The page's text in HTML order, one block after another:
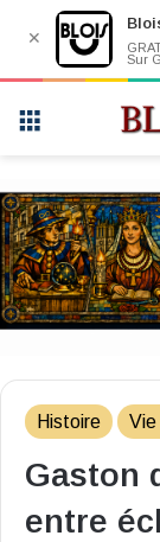
Histoire Vie
Gaston
entre
✕
Sur